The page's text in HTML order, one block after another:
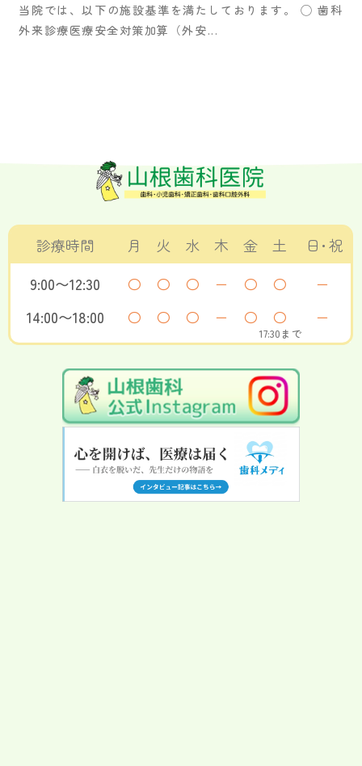
当院では、以下の施設基準を満たしております。 ◯ 歯科
外来診療医療安全対策加算（外安...
診療時間 月 火 水 木 金 土
日・祝
9:00〜12:30
〇 〇 〇 ー 〇 〇
ー
14:00〜18:00
〇 〇 〇 ー 〇 〇
17:30まで
ー